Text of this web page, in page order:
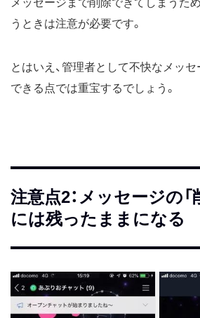
メッセージまで削除できてしまうた
うときは注意が必要です。
とはいえ、管理者として不快なメッ
できる点では重宝するでしょう。
注意点2：メッセージの「
には残ったままになる